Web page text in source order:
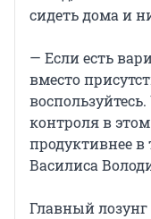
сидеть дома и
— Если есть
вместо
контроля в
продуктивнее в
Василиса
Главный